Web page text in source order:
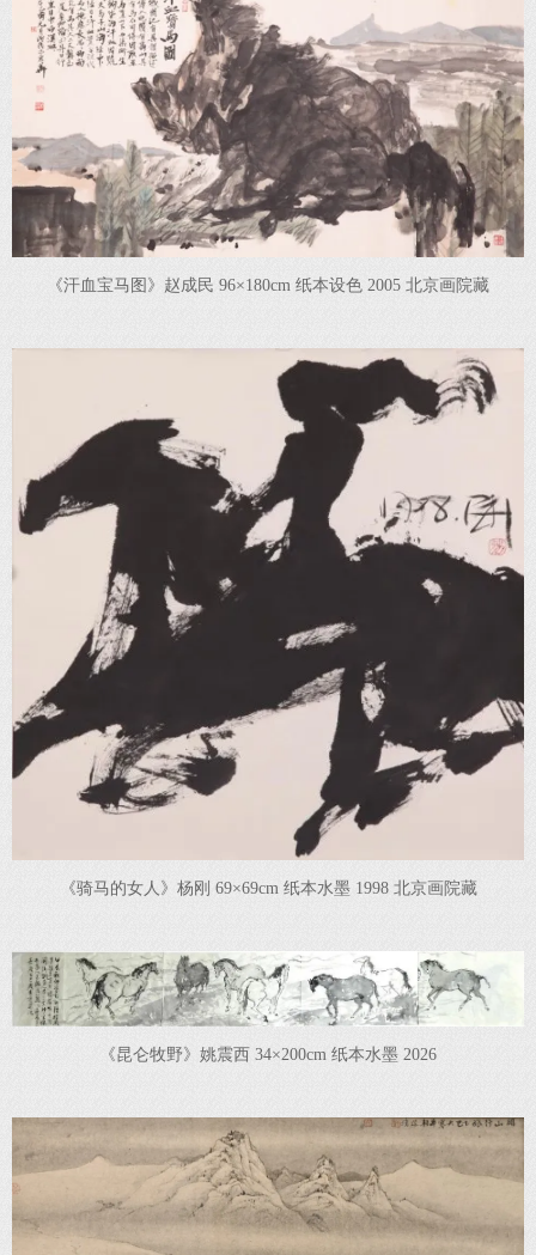
《汗血宝马图》赵成民 96×180cm 纸本设色 2005 北京画院藏
《骑马的女人》杨刚 69×69cm 纸本水墨 1998 北京画院藏
《昆仑牧野》姚震西 34×200cm 纸本水墨 2026